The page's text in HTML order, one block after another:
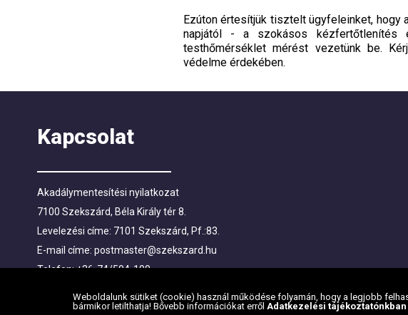
Weboldalunk sütiket (cookie) használ működése folyamán, hogy a legjobb
bármikor letilthatja! Bővebb információkat erről Adatkezelési tájékoztatónkban
Ezúton értesítjük tisztelt ügyfeleinket, hogy
napjától - a szokásos kézfertőtlenítés
testhőmérséklet mérést vezetünk be.
védelme érdekében.
Kapcsolat
Akadálymentesítési nyilatkozat
7100 Szekszárd, Béla Király tér 8.
Levelezési címe: 7101 Szekszárd, Pf.:83.
E-mail címe: postmaster@szekszard.hu
Telefon: +36-74/504-100